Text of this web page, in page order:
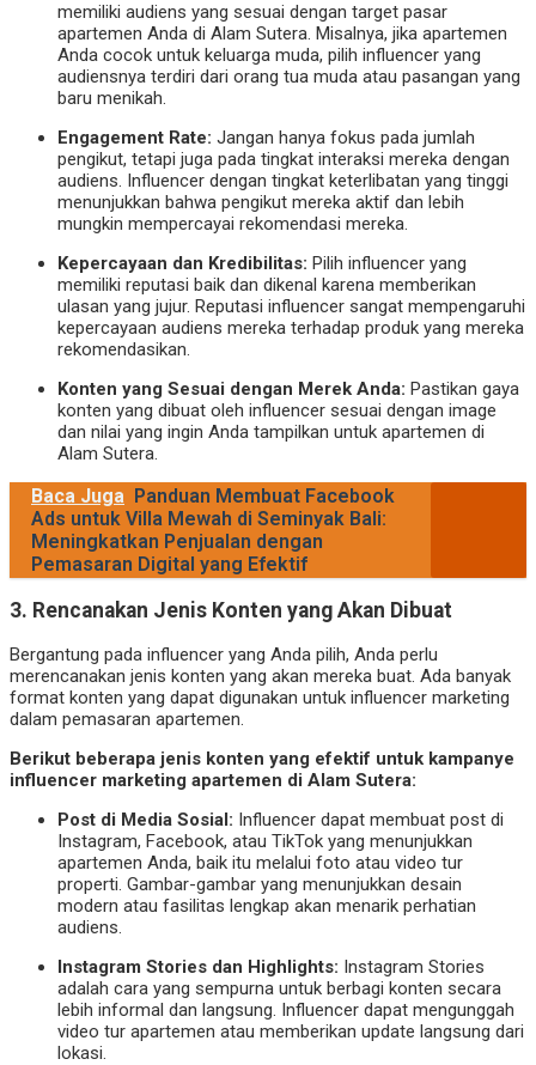
memiliki audiens yang sesuai dengan target pasar
apartemen Anda di Alam Sutera. Misalnya, jika apartemen
Anda cocok untuk keluarga muda, pilih influencer yang
audiensnya terdiri dari orang tua muda atau pasangan yang
baru menikah.
Engagement Rate: Jangan hanya fokus pada jumlah
pengikut, tetapi juga pada tingkat interaksi mereka dengan
audiens. Influencer dengan tingkat keterlibatan yang tinggi
menunjukkan bahwa pengikut mereka aktif dan lebih
mungkin mempercayai rekomendasi mereka.
Kepercayaan dan Kredibilitas: Pilih influencer yang
memiliki reputasi baik dan dikenal karena memberikan
ulasan yang jujur. Reputasi influencer sangat mempengaruhi
kepercayaan audiens mereka terhadap produk yang mereka
rekomendasikan.
Konten yang Sesuai dengan Merek Anda: Pastikan gaya
konten yang dibuat oleh influencer sesuai dengan image
dan nilai yang ingin Anda tampilkan untuk apartemen di
Alam Sutera.
Baca Juga Panduan Membuat Facebook
Ads untuk Villa Mewah di Seminyak Bali:
Meningkatkan Penjualan dengan
Pemasaran Digital yang Efektif
3. Rencanakan Jenis Konten yang Akan Dibuat
Bergantung pada influencer yang Anda pilih, Anda perlu
merencanakan jenis konten yang akan mereka buat. Ada banyak
format konten yang dapat digunakan untuk influencer marketing
dalam pemasaran apartemen.
Berikut beberapa jenis konten yang efektif untuk kampanye
influencer marketing apartemen di Alam Sutera:
Post di Media Sosial: Influencer dapat membuat post di
Instagram, Facebook, atau TikTok yang menunjukkan
apartemen Anda, baik itu melalui foto atau video tur
properti. Gambar-gambar yang menunjukkan desain
modern atau fasilitas lengkap akan menarik perhatian
audiens.
Instagram Stories dan Highlights: Instagram Stories
adalah cara yang sempurna untuk berbagi konten secara
lebih informal dan langsung. Influencer dapat mengunggah
video tur apartemen atau memberikan update langsung dari
lokasi.